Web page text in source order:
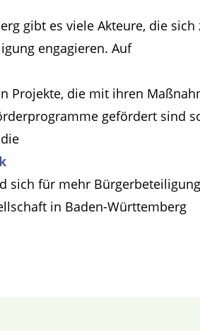
gibt es viele Akteure, die sich
engagieren. Auf
Projekte, die mit ihren
gefördert sind
sich für mehr
in Baden-Württemberg